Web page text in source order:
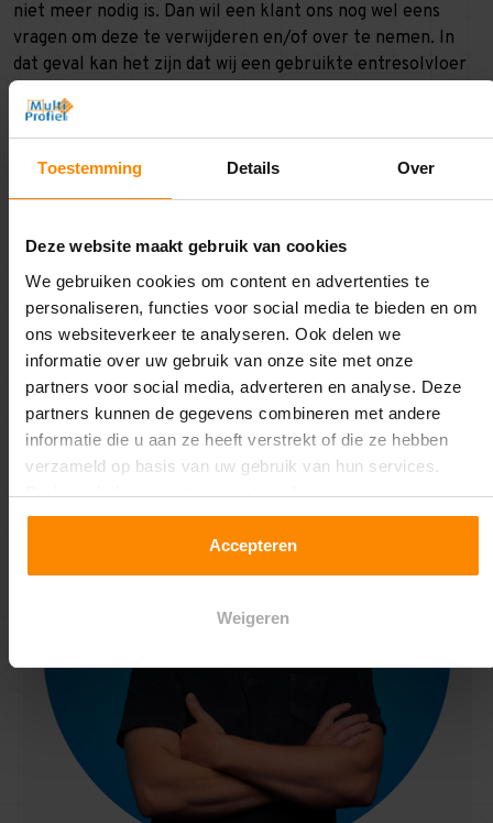
Toestemming Details Over
Deze website maakt gebruik van cookies
We gebruiken cookies om content en advertenties te
personaliseren, functies voor social media te bieden en om
ons websiteverkeer te analyseren. Ook delen we
informatie over uw gebruik van onze site met onze
partners voor social media, adverteren en analyse. Deze
partners kunnen de gegevens combineren met andere
informatie die u aan ze heeft verstrekt of die ze hebben
verzameld op basis van uw gebruik van hun services.
Druk op de knop om te accepteren!
Accepteren
Weigeren
niet meer nodig is. Dan wil een klant ons nog wel eens
vragen om deze te verwijderen en/of over te nemen. In
dat geval kan het zijn dat wij een gebruikte entresolvloer
duidelijk vermeld dat deze al eens gebruikt is! Hebben wij
een gebruikte entresolvloer op voorraad? Dan vind je deze
terug op deze pagina! Staat er niks? Dan is er geen
gebruikte entresolvloer over. Wil je een entresolvloer op
indicatieprijs! Vaak valt de prijs enorm mee, dan hoef je
niet eens meer te kijken naar een gebruikte vloer!
Ruben Jeuring
Specialist in Entresolvloeren